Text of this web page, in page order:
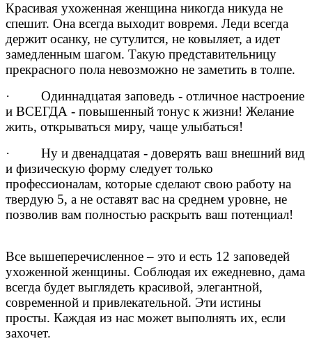
Красивая ухоженная женщина никогда никуда не
спешит. Она всегда выходит вовремя. Леди всегда
держит осанку, не сутулится, не ковыляет, а идет
замедленным шагом. Такую представительницу
прекрасного пола невозможно не заметить в толпе.
· Одиннадцатая заповедь - отличное настроение
и ВСЕГДА - повышенный тонус к жизни! Желание
жить, открываться миру, чаще улыбаться!
· Ну и двенадцатая - доверять ваш внешний вид
и физическую форму следует только
профессионалам, которые сделают свою работу на
твердую 5, а не оставят вас на среднем уровне, не
позволив вам полностью раскрыть ваш потенциал!
Все вышеперечисленное – это и есть 12 заповедей
ухоженной женщины. Соблюдая их ежедневно, дама
всегда будет выглядеть красивой, элегантной,
современной и привлекательной. Эти истины
просты. Каждая из нас может выполнять их, если
захочет.